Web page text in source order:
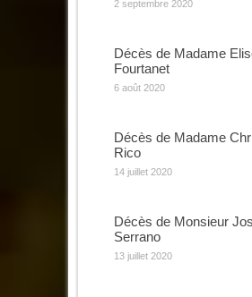
2 septembre 2020
Décès de Madame
Fourtanet
6 août 2020
Décès de Madame
Rico
14 juillet 2020
Décès de Monsieur
Serrano
13 juillet 2020